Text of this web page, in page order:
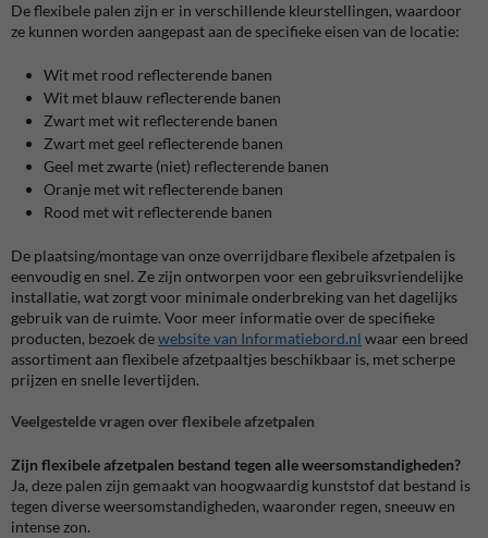
De flexibele palen zijn er in verschillende kleurstellingen, waardoor
ze kunnen worden aangepast aan de specifieke eisen van de locatie:
Wit met rood reflecterende banen
Wit met blauw reflecterende banen
Zwart met wit reflecterende banen
Zwart met geel reflecterende banen
Geel met zwarte (niet) reflecterende banen
Oranje met wit reflecterende banen
Rood met wit reflecterende banen
De plaatsing/montage van onze overrijdbare flexibele afzetpalen is
eenvoudig en snel. Ze zijn ontworpen voor een gebruiksvriendelijke
installatie, wat zorgt voor minimale onderbreking van het dagelijks
gebruik van de ruimte. Voor meer informatie over de specifieke
producten, bezoek dewebsite van Informatiebord.nl waar een breed
assortiment aan flexibele afzetpaaltjes beschikbaar is, met scherpe
prijzen en snelle levertijden​​.
Veelgestelde vragen over flexibele afzetpalen
Zijn flexibele afzetpalen bestand tegen alle weersomstandigheden?
Ja, deze palen zijn gemaakt van hoogwaardig kunststof dat bestand is
tegen diverse weersomstandigheden, waaronder regen, sneeuw en
intense zon.